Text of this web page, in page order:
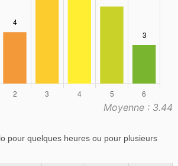
Moyenne : 3.44
pour quelques heures ou pour plusieurs